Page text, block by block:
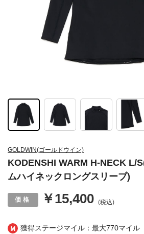
獲得ステージマイル：最大770マイル
GOLDWIN(ゴールドウイン)
KODENSHI WARM H-NECK L/
ムハイネックロングスリーブ)
￥15,400 (税込)